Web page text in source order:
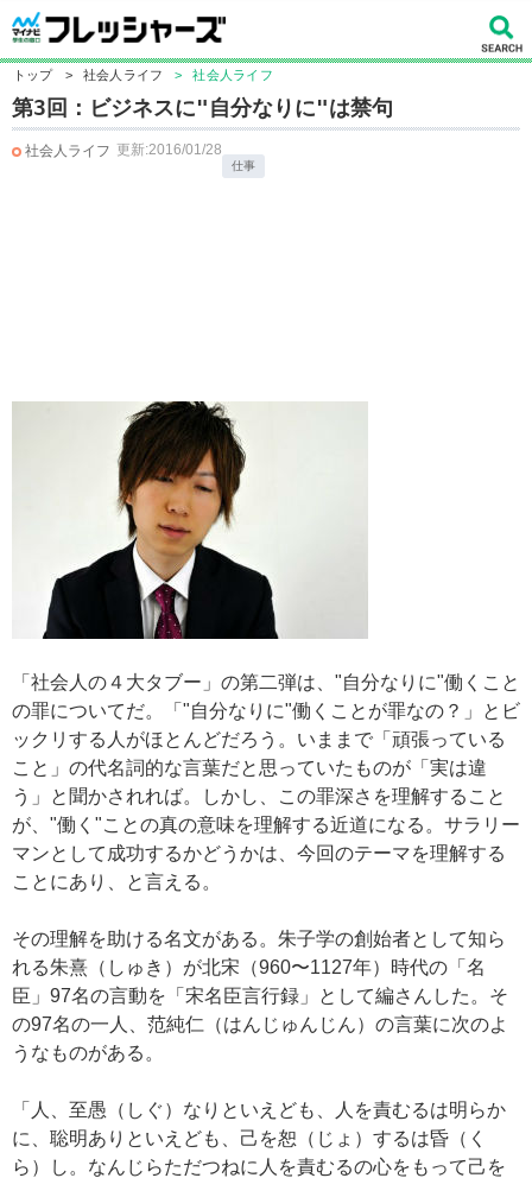
トップ > 社会人ライフ > 社会人ライフ
第3回：ビジネスに"自分なりに"は禁句
社会人ライフ 更新:2016/01/28
仕事
「社会人の４大タブー」の第二弾は、"自分なりに"働くこと
の罪についてだ。「"自分なりに"働くことが罪なの？」とビ
ックリする人がほとんどだろう。いままで「頑張っている
こと」の代名詞的な言葉だと思っていたものが「実は違
う」と聞かされれば。しかし、この罪深さを理解すること
が、"働く"ことの真の意味を理解する近道になる。サラリー
マンとして成功するかどうかは、今回のテーマを理解する
ことにあり、と言える。
その理解を助ける名文がある。朱子学の創始者として知ら
れる朱熹（しゅき）が北宋（960〜1127年）時代の「名
臣」97名の言動を「宋名臣言行録」として編さんした。そ
の97名の一人、范純仁（はんじゅんじん）の言葉に次のよ
うなものがある。
「人、至愚（しぐ）なりといえども、人を責むるは明らか
に、聡明ありといえども、己を恕（じょ）するは昏（く
ら）し。なんじらただつねに人を責むるの心をもって己を